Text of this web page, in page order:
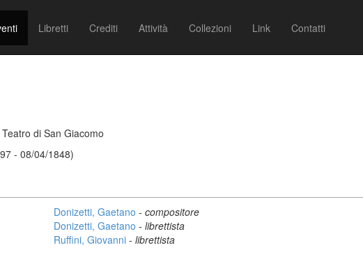
Libretti Crediti Attività Collezioni Link Contatti
di San Giacomo
- 08/04/1848)
Donizetti, Gaetano - compositore
Donizetti, Gaetano - librettista
Ruffini, Giovanni - librettista